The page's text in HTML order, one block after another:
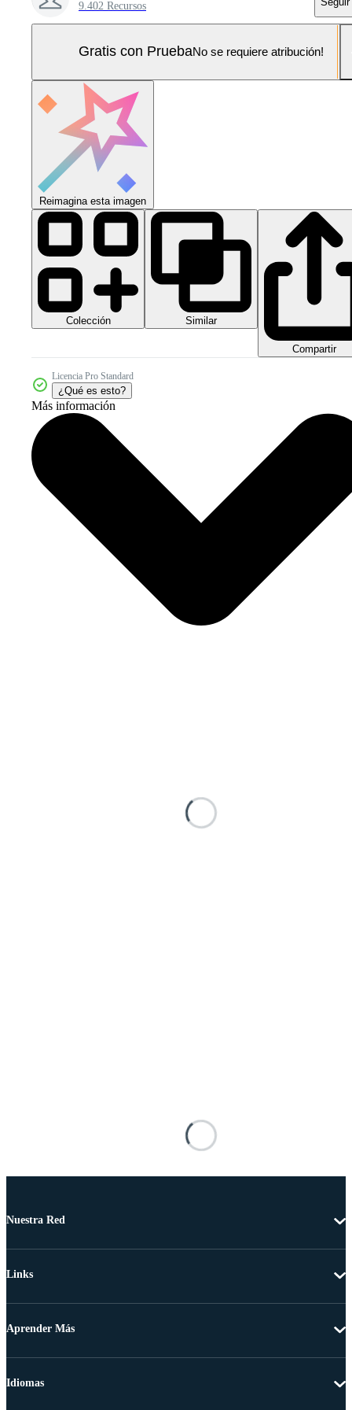
9.402 Recursos
Gratis con PruebaNo se requiere atribución!
Reimagina esta imagen
Colección Similar
Compartir
Licencia Pro Standard
¿Qué es esto?
Más información
Nuestra Red
Links
Aprender Más
Idiomas